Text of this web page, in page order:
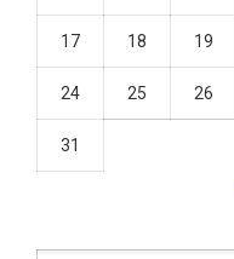
17 18 19
24 25 26
31